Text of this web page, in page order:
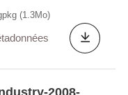
(1.3Mo)
2008-